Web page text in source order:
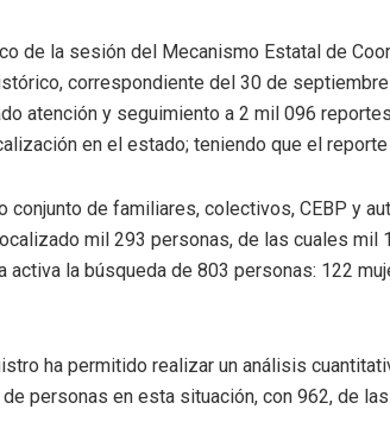
de la sesión del Mecanismo Estatal de
correspondiente del 30 de
atención y seguimiento a 2 mil 096
en el estado; teniendo que el
conjunto de familiares, colectivos, CEBP y
mil 293 personas, de las cuales mil
activa la búsqueda de 803 personas: 122
ha permitido realizar un análisis
personas en esta situación, con 962, de